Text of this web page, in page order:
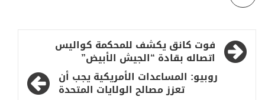
تصفّح
المقالات
فوت كانق يكشف للمحكمة كواليس
اتصاله بقادة “الجيش الأبيض”
روبيو: المساعدات الأمريكية يجب أن
تعزز مصالح الولايات المتحدة